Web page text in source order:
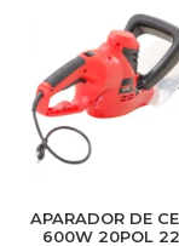
APARADOR DE
600W 20POL